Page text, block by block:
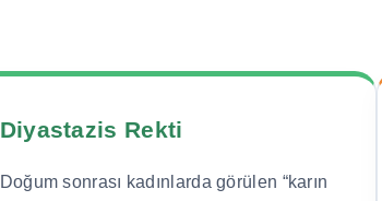
Diyastazis Rekti
Doğum sonrası kadınlarda görülen “karın